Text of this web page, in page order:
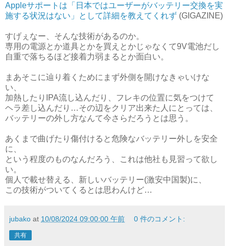
Appleサポートは「日本ではユーザーがバッテリー交換を実
施する状況はない」として詳細を教えてくれず (GIGAZINE)
すげぇなー、そんな技術があるのか。
専用の電源とか道具とかを買えとかじゃなくて9V電池だし
自重で落ちるほど接着力弱まるとか面白い。
まあそこに辿り着くためにまず外側を開けなきゃいけな
い、
加熱したりIPA流し込んだり、フレキの位置に気をつけて
ヘラ差し込んだり…その辺をクリア出来た人にとっては、
バッテリーの外し方なんて今さらだろうとは思う。
あくまで曲げたり傷付けると危険なバッテリー外しを安全
に、
という程度のものなんだろう、これは他社も見習って欲し
い。
個人で載せ替える、新しいバッテリー(激安中国製)に、
この技術がついてくるとは思わんけど…
jubako at 10/08/2024 09:00:00 午前 0 件のコメント:
共有